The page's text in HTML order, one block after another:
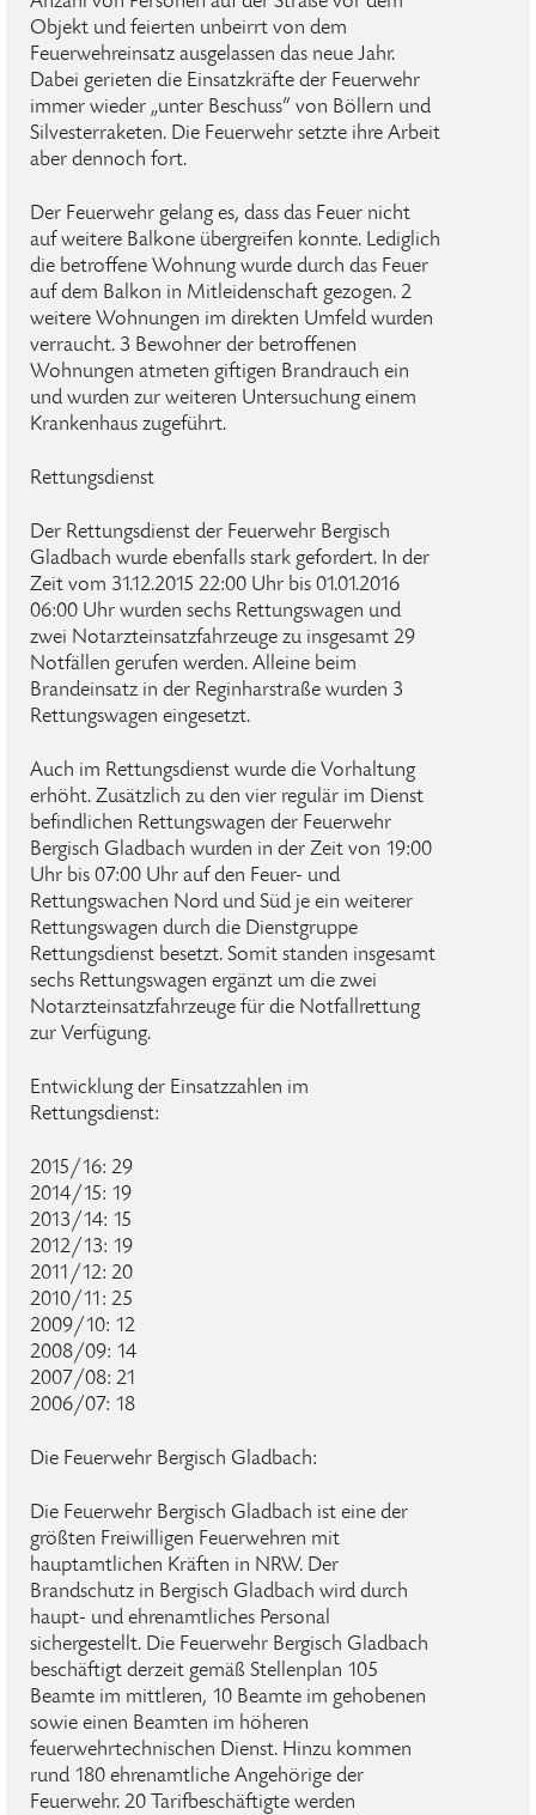
Objekt und feierten unbeirrt von dem
Feuerwehreinsatz ausgelassen das neue Jahr.
Dabei gerieten die Einsatzkräfte der Feuerwehr
immer wieder „unter Beschuss“ von Böllern und
Silvesterraketen. Die Feuerwehr setzte ihre Arbeit
aber dennoch fort.
Der Feuerwehr gelang es, dass das Feuer nicht
auf weitere Balkone übergreifen konnte. Lediglich
die betroffene Wohnung wurde durch das Feuer
auf dem Balkon in Mitleidenschaft gezogen. 2
weitere Wohnungen im direkten Umfeld wurden
verraucht. 3 Bewohner der betroffenen
Wohnungen atmeten giftigen Brandrauch ein
und wurden zur weiteren Untersuchung einem
Krankenhaus zugeführt.
Rettungsdienst
Der Rettungsdienst der Feuerwehr Bergisch
Gladbach wurde ebenfalls stark gefordert. In der
Zeit vom 31.12.2015 22:00 Uhr bis 01.01.2016
06:00 Uhr wurden sechs Rettungswagen und
zwei Notarzteinsatzfahrzeuge zu insgesamt 29
Notfällen gerufen werden. Alleine beim
Brandeinsatz in der Reginharstraße wurden 3
Rettungswagen eingesetzt.
Auch im Rettungsdienst wurde die Vorhaltung
erhöht. Zusätzlich zu den vier regulär im Dienst
befindlichen Rettungswagen der Feuerwehr
Bergisch Gladbach wurden in der Zeit von 19:00
Uhr bis 07:00 Uhr auf den Feuer- und
Rettungswachen Nord und Süd je ein weiterer
Rettungswagen durch die Dienstgruppe
Rettungsdienst besetzt. Somit standen insgesamt
sechs Rettungswagen ergänzt um die zwei
Notarzteinsatzfahrzeuge für die Notfallrettung
zur Verfügung.
Entwicklung der Einsatzzahlen im
Rettungsdienst:
2015/16: 29
2014/15: 19
2013/14: 15
2012/13: 19
2011/12: 20
2010/11: 25
2009/10: 12
2008/09: 14
2007/08: 21
2006/07: 18
Die Feuerwehr Bergisch Gladbach:
Die Feuerwehr Bergisch Gladbach ist eine der
größten Freiwilligen Feuerwehren mit
hauptamtlichen Kräften in NRW. Der
Brandschutz in Bergisch Gladbach wird durch
haupt- und ehrenamtliches Personal
sichergestellt. Die Feuerwehr Bergisch Gladbach
beschäftigt derzeit gemäß Stellenplan 105
Beamte im mittleren, 10 Beamte im gehobenen
sowie einen Beamten im höheren
feuerwehrtechnischen Dienst. Hinzu kommen
rund 180 ehrenamtliche Angehörige der
Feuerwehr. 20 Tarifbeschäftigte werden